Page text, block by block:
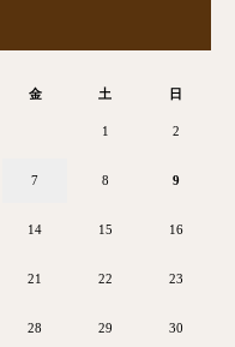
金 土 日
1 2
7 8 9
14 15 16
21 22 23
28 29 30